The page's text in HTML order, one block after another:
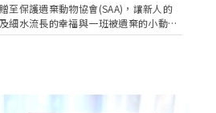
至保護遺棄動物協會(SAA)，讓新人的
細水流長的幸福與一班被遺棄的小動物
溫暖。 為了讓大家清楚知道
提供心意卡(10.5cmH x 14.8cmW) 或